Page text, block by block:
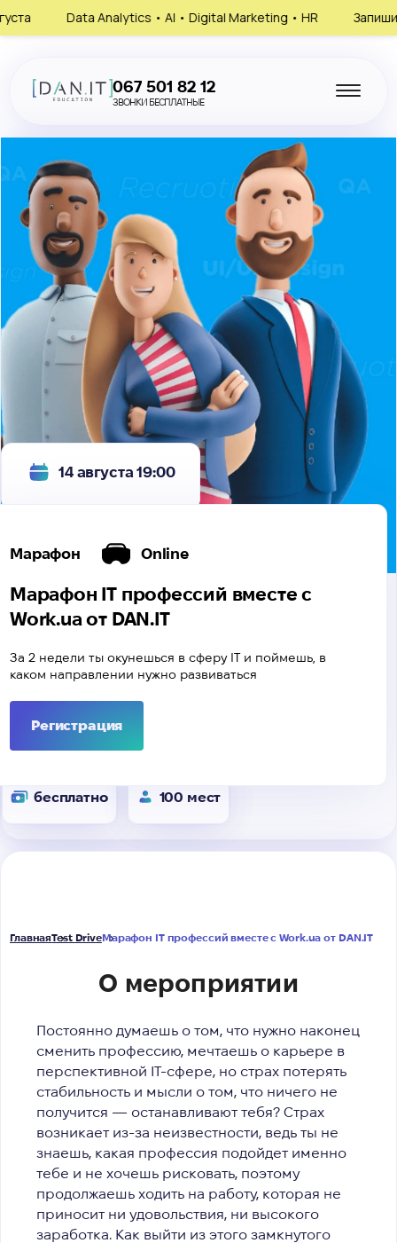
• AI • Digital Marketing • HR Запишись на
067 501 82 12
ЗВОНКИ БЕСПЛАТНЫЕ
Марафон Online
Марафон IT профессий вместе с
Work.ua от DAN.IT
За 2 недели ты окунешься в сферу ІТ и поймешь, в
каком направлении нужно развиваться
Регистрация
бесплатно 100 мест
14 августа 19:00
ГлавнаяTest DriveМарафон IT профессий вместе с Work.ua от DAN.IT
О мероприятии
Постоянно думаешь о том, что нужно наконец
сменить профессию, мечтаешь о карьере в
перспективной IT-сфере, но страх потерять
стабильность и мысли о том, что ничего не
получится — останавливают тебя?Страх
возникает из-за неизвестности, ведь ты не
знаешь, какая профессия подойдет именно
тебе и не хочешь рисковать, поэтому
продолжаешь ходить на работу, которая не
приносит ни удовольствия, ни высокого
заработка. Как выйти из этого замкнутого